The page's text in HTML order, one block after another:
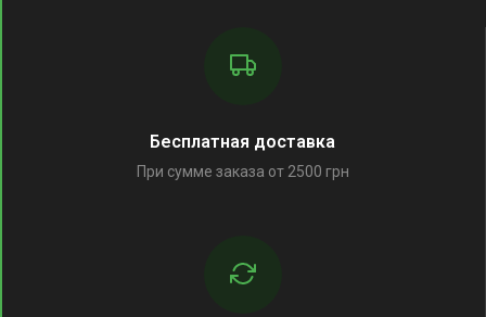
Бесплатная доставка
При сумме заказа от 2500 грн